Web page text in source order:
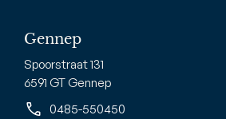
Gennep
Spoorstraat 131
6591 GT Gennep
0485-550450